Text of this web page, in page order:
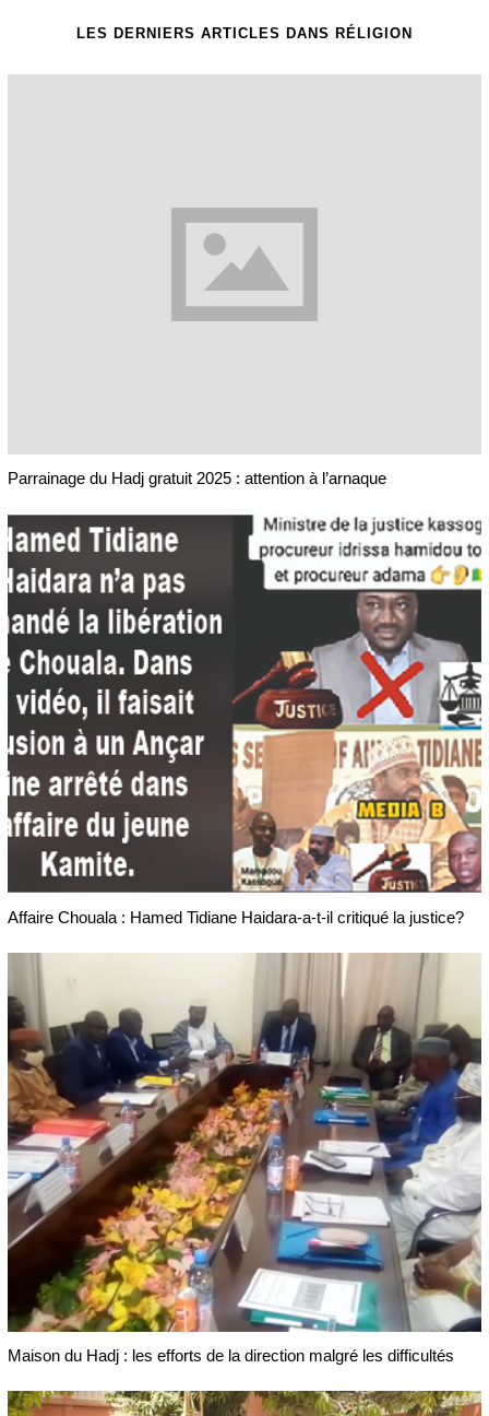
LES DERNIERS ARTICLES DANS RÉLIGION
Parrainage du Hadj gratuit 2025 : attention à l’arnaque
Affaire Chouala : Hamed Tidiane Haidara-a-t-il critiqué la justice?
Maison du Hadj : les efforts de la direction malgré les difficultés